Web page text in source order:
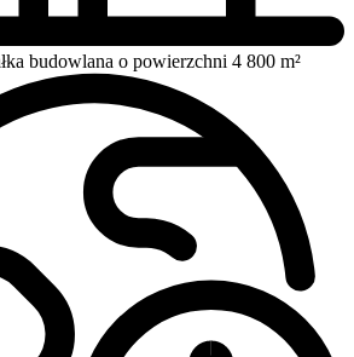
budowlana o powierzchni 4 800 m²